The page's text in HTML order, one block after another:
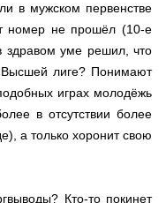
в мужском первенстве
номер не прошёл (10-е
здравом уме решил, что
лиге? Понимают
играх молодёжь
в отсутствии более
а только хоронит свою
Кто-то покинет